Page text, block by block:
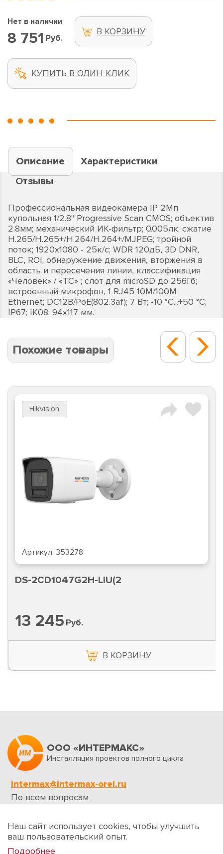
Нет в наличии
8 751 Руб.
В КОРЗИНУ
КУПИТЬ В ОДИН КЛИК
Описание
Характеристики
Отзывы
Профессиональная видеокамера IP 2Мп
купольная 1/2.8" Progressive Scan CMOS; объектив
2.8мм; механический ИК-фильтр; 0.005лк; сжатие
H.265/H.265+/H.264/H.264+/MJPEG; тройной
поток; 1920х1080 - 25к/с; WDR 120дБ, 3D DNR,
BLC, ROI; обнаружение движения, вторжения в
область и пересечения линии, классификация
«Человек» / «ТС» ; слот для microSD до 256Гб;
встроенный микрофон, 1 RJ45 10M/100M
Ethernet; DC12В/PoE(802.3af); 7 Вт; -10 °C...+50 °C;
IP67; IK08; 94х117 мм.
Похожие товары
Hikvision
Артикул: 353278
DS-2CD1047G2H-LIU(2
13 245 Руб.
В КОРЗИНУ
ООО «ИНТЕРМАКС»
Инсталляция проектов полного цикла
intermax@intermax-orel.ru
По всем вопросам
Обратная связь
Наш сайт использует cookies, чтобы улучшить
ваш пользовательский опыт.
Подробнее